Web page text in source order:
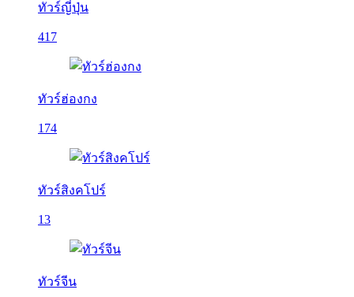
ทัวร์ญี่ปุ่น
417
ทัวร์ฮ่องกง
174
ทัวร์สิงคโปร์
13
ทัวร์จีน